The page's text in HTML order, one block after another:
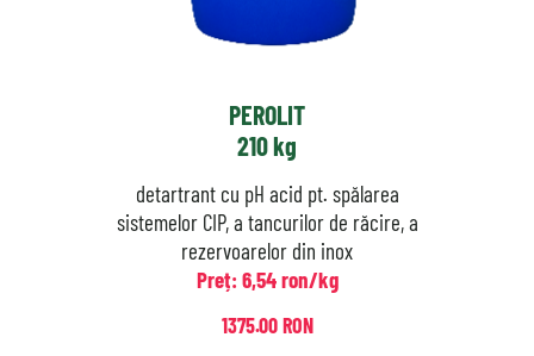
PEROLIT
210 kg
detartrant cu pH acid pt. spălarea
sistemelor CIP, a tancurilor de răcire, a
rezervoarelor din inox
Preț: 6,54 ron/kg
1375.00 RON